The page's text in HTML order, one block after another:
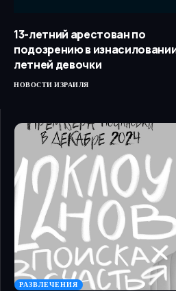
13-летний арестован по
подозрению в
летней девочки
НОВОСТИ ИЗРАИЛЯ
РАЗВЛЕЧЕНИЯ